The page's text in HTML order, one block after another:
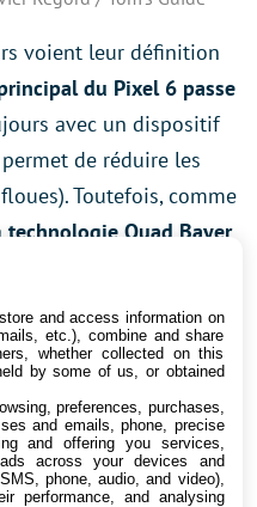
voient leur définition
du Pixel 6 passe
avec un dispositif
de réduire les
Toutefois, comme
technologie Quad Bayer
pixel” en fusionnant
afin de capter plus de
pratique lorsque
délicates, la nuit ou
les photos ont
de 12,5
and access information on
etc.), combine and share
whether collected on this
by some of us, or obtained
preferences, purchases,
and emails, phone, precise
and offering you services,
across your devices and
phone, audio, and video),
performance, and analysing